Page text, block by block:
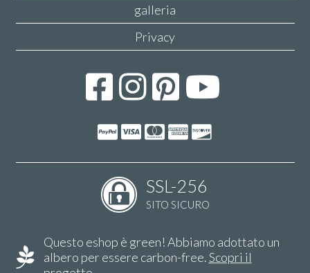
galleria
Privacy
SSL-256
SITO SICURO
Questo eshop è green! Abbiamo adottato un
albero per essere carbon-free.Scopri il